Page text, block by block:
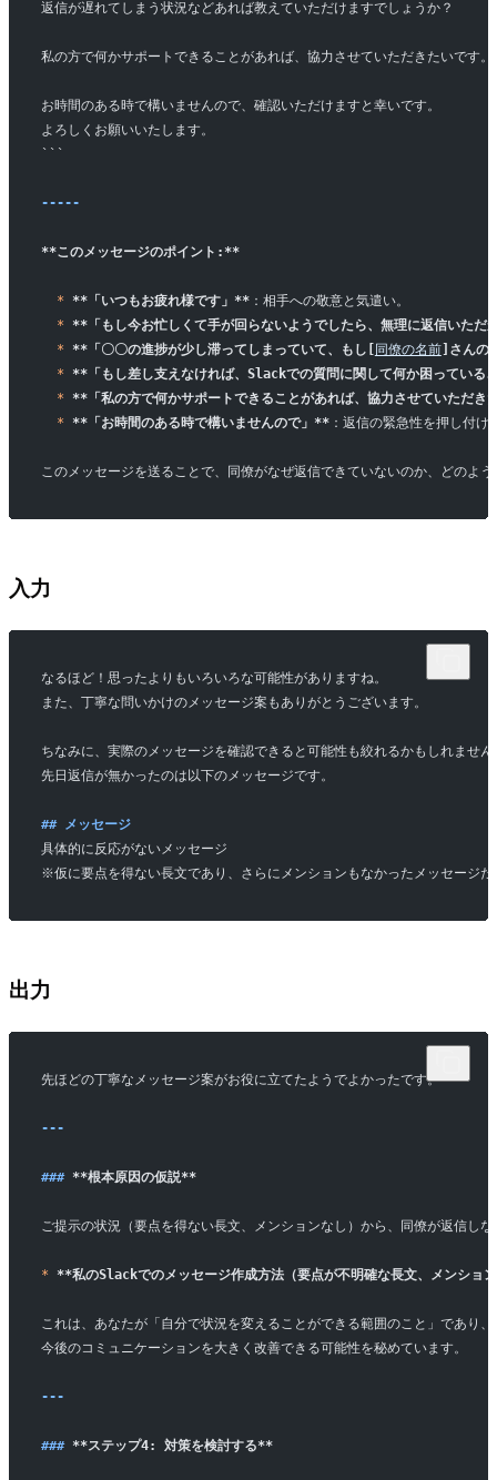
返信が遅れてしまう状況などあれば教えていただけますでしょうか？
私の方で何かサポートできることがあれば、協力させていただきたいです。
お時間のある時で構いませんので、確認いただけますと幸いです。
よろしくお願いいたします。
```
-----
**このメッセージのポイント:**
  *
**「いつもお疲れ様です」**：相手への敬意と気遣い。
  *
**「もし今お忙しくて手が回らないようでしたら、無理に返信いただ
  *
**「〇〇の進捗が少し滞ってしまっていて、もし[ 同僚の名前]さんの
  *
**「もし差し支えなければ、Slackでの質問に関して何か困っている
  *
**「私の方で何かサポートできることがあれば、協力させていただき
  *
**「お時間のある時で構いませんので」**：返信の緊急性を押し付け
このメッセージを送ることで、同僚がなぜ返信できていないのか、どのよ
入力
なるほど！思ったよりもいろいろな可能性がありますね。
また、丁寧な問いかけのメッセージ案もありがとうございます。
ちなみに、実際のメッセージを確認できると可能性も絞れるかもしれません
先日返信が無かったのは以下のメッセージです。
## メッセージ
具体的に反応がないメッセージ
※仮に要点を得ない長文であり、さらにメンションもなかったメッセージだ
出力
先ほどの丁寧なメッセージ案がお役に立てたようでよかったです。
---
### **根本原因の仮説**
ご提示の状況（要点を得ない長文、メンションなし）から、同僚が返信し
* **私のSlackでのメッセージ作成方法（要点が不明確な長文、メンショ
これは、あなたが「自分で状況を変えることができる範囲のこと」であり
今後のコミュニケーションを大きく改善できる可能性を秘めています。
---
### **ステップ4: 対策を検討する**